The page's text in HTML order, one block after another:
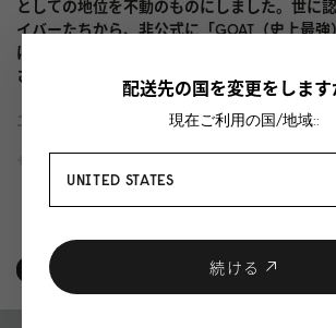
としての地位を不動のものにしました。世に
イバーたちから、非公式に「GOAT（史上最
は、セナのレガシーがその時代の真のレジェ
さらに確かなものにし続けています。
エディション 限定版 175 部、3 サイズ。
媒体 酸およびリグニンを含まない 310 gsm
質で、最高の経年耐久性を実現
仕上げ 右下隅に番号
もっと読む
配送先の国を変更をします
現在ご利用の国/地域::
UNITED STATES
続ける